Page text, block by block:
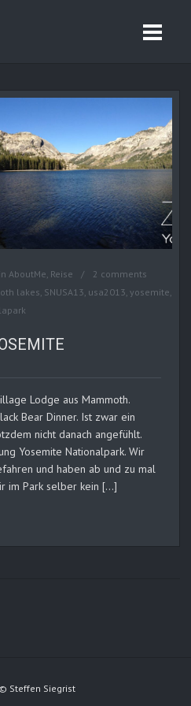
in AboutMe, Reise
2 comments
lakes, SNUSA13, usa2013, yosemite,
Lodge aus Mammoth.
Bear Dinner. Ist zwar ein
nicht danach angefühlt.
Yosemite Nationalpark. Wir
und haben ab und zu mal
im Park selber kein […]
Steffen Siegrist